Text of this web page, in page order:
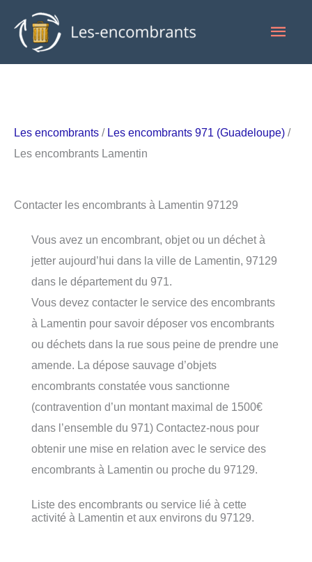
contenu
Les encombrants / Les encombrants 971 (Guadeloupe) /
Les encombrants Lamentin
Contacter les encombrants à Lamentin 97129
Vous avez un encombrant, objet ou un déchet à
jetter aujourd’hui dans la ville de Lamentin, 97129
dans le département du 971.
Vous devez contacter le service des encombrants
à Lamentin pour savoir déposer vos encombrants
ou déchets dans la rue sous peine de prendre une
amende. La dépose sauvage d’objets
encombrants constatée vous sanctionne
(contravention d’un montant maximal de 1500€
dans l’ensemble du 971) Contactez-nous pour
obtenir une mise en relation avec le service des
encombrants à Lamentin ou proche du 97129.
Liste des encombrants ou service lié à cette
activité à Lamentin et aux environs du 97129.